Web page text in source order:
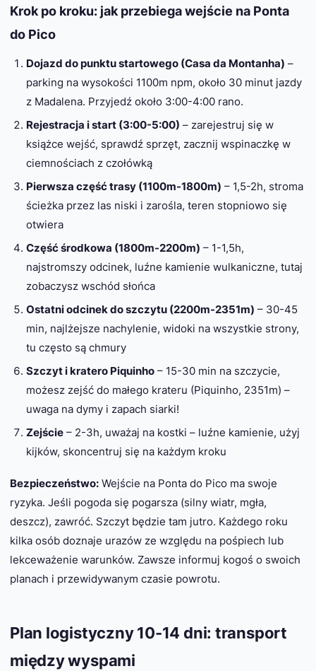
Krok po kroku: jak przebiega wejście na Ponta
do Pico
Dojazd do punktu startowego (Casa da Montanha) –
parking na wysokości 1100m npm, około 30 minut jazdy
z Madalena. Przyjedź około 3:00-4:00 rano.
Rejestracja i start (3:00-5:00) – zarejestruj się w
książce wejść, sprawdź sprzęt, zacznij wspinaczkę w
ciemnościach z czołówką
Pierwsza część trasy (1100m-1800m) – 1,5-2h, stroma
ścieżka przez las niski i zarośla, teren stopniowo się
otwiera
Część środkowa (1800m-2200m) – 1-1,5h,
najstromszy odcinek, luźne kamienie wulkaniczne, tutaj
zobaczysz wschód słońca
Ostatni odcinek do szczytu (2200m-2351m) – 30-45
min, najlżejsze nachylenie, widoki na wszystkie strony,
tu często są chmury
Szczyt i kratero Piquinho– 15-30 min na szczycie,
możesz zejść do małego krateru (Piquinho, 2351m) –
uwaga na dymy i zapach siarki!
Zejście– 2-3h, uważaj na kostki – luźne kamienie, użyj
kijków, skoncentruj się na każdym kroku
Bezpieczeństwo: Wejście na Ponta do Pico ma swoje
ryzyka. Jeśli pogoda się pogarsza (silny wiatr, mgła,
deszcz), zawróć. Szczyt będzie tam jutro. Każdego roku
kilka osób doznaje urazów ze względu na pośpiech lub
lekceważenie warunków. Zawsze informuj kogoś o swoich
planach i przewidywanym czasie powrotu.
Plan logistyczny 10-14 dni: transport
między wyspami